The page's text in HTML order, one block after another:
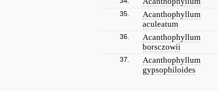
35.
Acanthophyllum
aculeatum
36.
Acanthophyllum
borsczowii
37.
Acanthophyllum
gypsophiloides